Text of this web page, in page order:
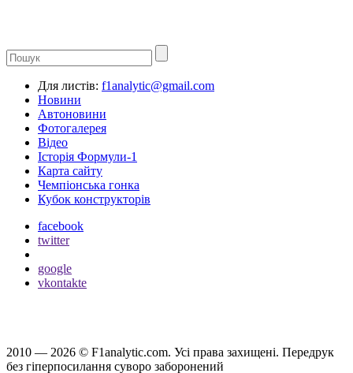
Для листів: f1analytic@gmail.com
Новини
Автоновини
Фотогалерея
Відео
Історія Формули-1
Карта сайту
Чемпіонська гонка
Кубок конструкторів
facebook
twitter
google
vkontakte
2010 — 2026 © F1analytic.com. Усi права захищенi. Передрук
без гіперпосилання суворо заборонений